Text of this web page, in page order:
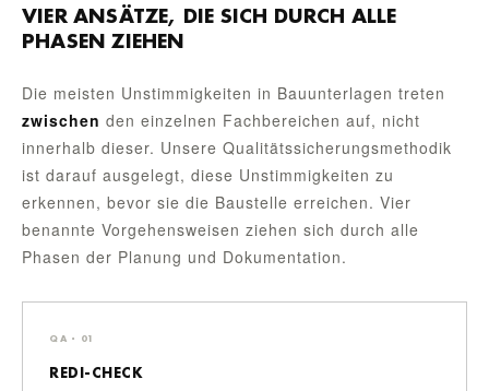
VIER ANSÄTZE, DIE SICH DURCH ALLE
PHASEN ZIEHEN
Die meisten Unstimmigkeiten in Bauunterlagen treten
zwischen den einzelnen Fachbereichen auf, nicht
innerhalb dieser. Unsere Qualitätssicherungsmethodik
ist darauf ausgelegt, diese Unstimmigkeiten zu
erkennen, bevor sie die Baustelle erreichen. Vier
benannte Vorgehensweisen ziehen sich durch alle
Phasen der Planung und Dokumentation.
QA · 01
REDI-CHECK